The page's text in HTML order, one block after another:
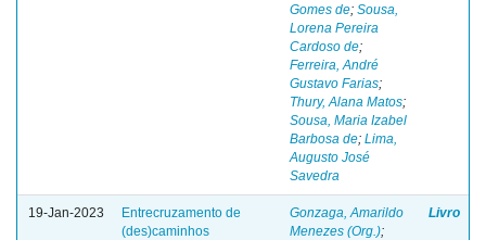
Gomes de; Sousa,
Lorena Pereira
Cardoso de;
Ferreira, André
Gustavo Farias;
Thury, Alana Matos;
Sousa, Maria Izabel
Barbosa de; Lima,
Augusto José
Savedra
19-Jan-2023
Entrecruzamento de
(des)caminhos
Gonzaga, Amarildo
Menezes (Org.);
Livro